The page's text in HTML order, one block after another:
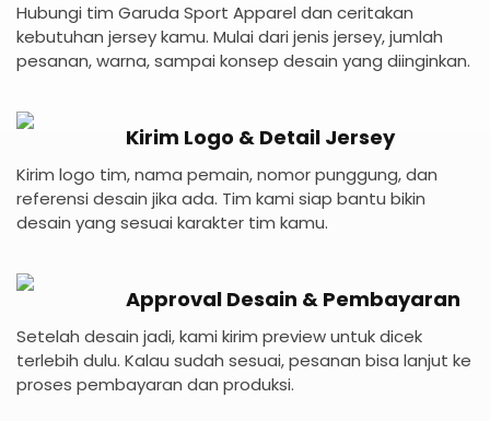
Hubungi tim Garuda Sport Apparel dan ceritakan
kebutuhan jersey kamu. Mulai dari jenis jersey, jumlah
pesanan, warna, sampai konsep desain yang diinginkan.
Kirim Logo & Detail Jersey
Kirim logo tim, nama pemain, nomor punggung, dan
referensi desain jika ada. Tim kami siap bantu bikin
desain yang sesuai karakter tim kamu.
Approval Desain & Pembayaran
Setelah desain jadi, kami kirim preview untuk dicek
terlebih dulu. Kalau sudah sesuai, pesanan bisa lanjut ke
proses pembayaran dan produksi.